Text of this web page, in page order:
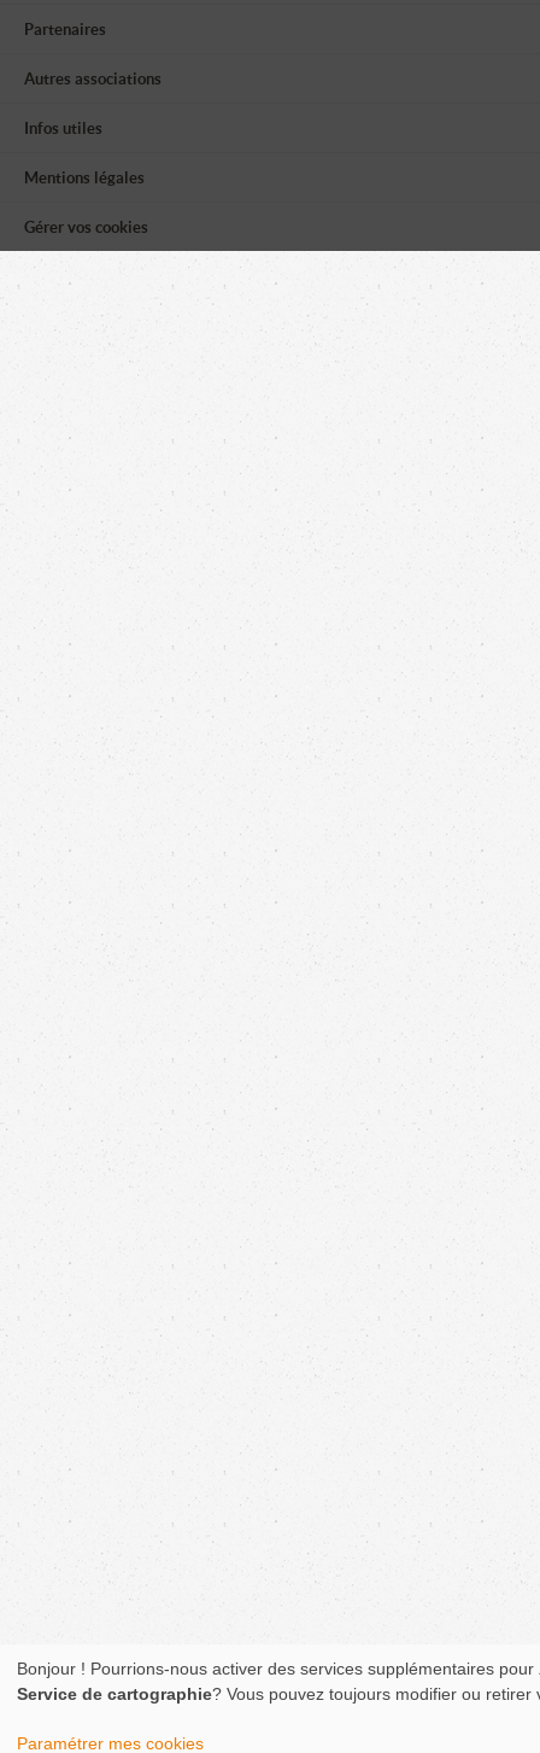
Partenaires
Autres associations
Infos utiles
Mentions légales
Gérer vos cookies
Bonjour ! Pourrions-nous activer des services supplémentaires pour
Service de cartographie? Vous pouvez toujours modifier ou
Paramétrer mes cookies